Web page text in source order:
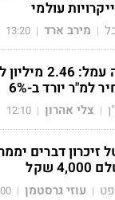
עולמי
| מירב ארד |
13:20
נווה עמל:
למ"ר יורד ב-6%
| צלי אהרון |
12:10
זיכרון דברים
שקל
| עוזי גרסטמן |